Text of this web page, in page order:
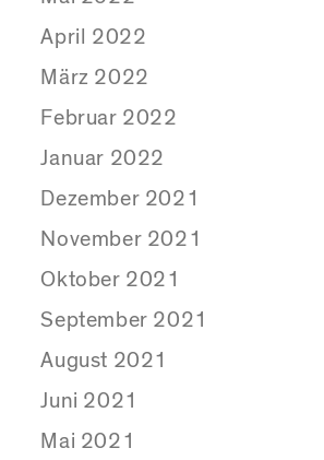
April 2022
März 2022
Februar 2022
Januar 2022
Dezember 2021
November 2021
Oktober 2021
September 2021
August 2021
Juni 2021
Mai 2021